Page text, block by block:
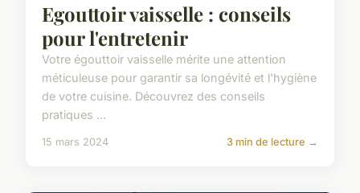
Egouttoir vaisselle : conseils
pour l'entretenir
Votre égouttoir vaisselle mérite une attention
méticuleuse pour garantir sa longévité et l'hygiène
de votre cuisine. Découvrez des conseils
pratiques ...
15 mars 2024 3 min de lecture →